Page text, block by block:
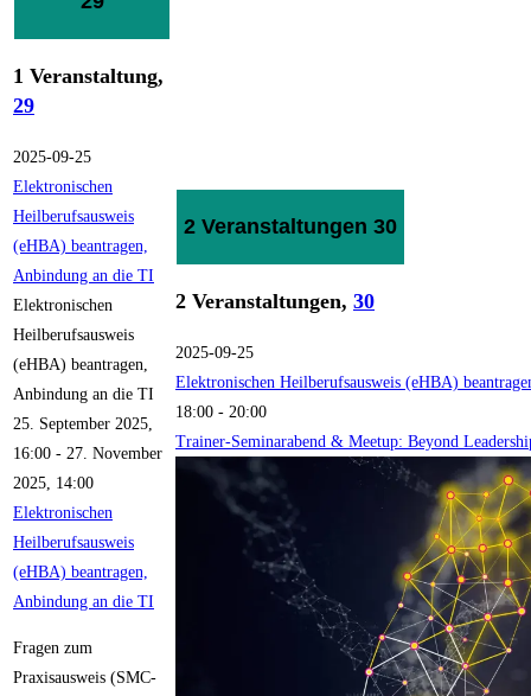
1 Veranstaltung,
29
2025-09-25
Elektronischen
Heilberufsausweis
(eHBA) beantragen,
Anbindung an die TI
Elektronischen
Heilberufsausweis
(eHBA) beantragen,
Anbindung an die TI
25. September 2025,
16:00 - 27. November
2025, 14:00
Elektronischen
Heilberufsausweis
(eHBA) beantragen,
Anbindung an die TI
Fragen zum
Praxisausweis (SMC-
2 Veranstaltungen 30
2 Veranstaltungen, 30
2025-09-25
Elektronischen Heilberufsausweis (eHBA)
18:00 - 20:00
Trainer-Seminarabend & Meetup: Beyond